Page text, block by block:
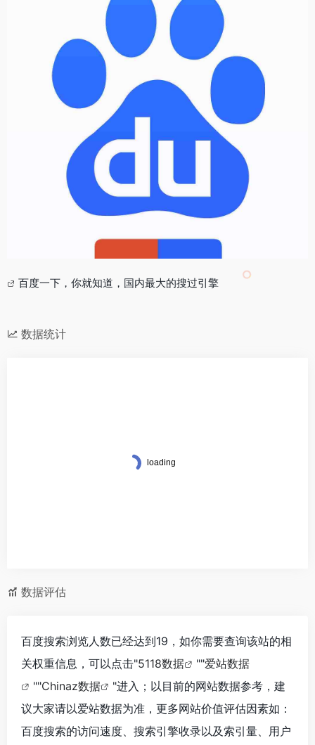
百度一下，你就知道，国内最大的搜过引擎
数据统计
数据评估
百度搜索浏览人数已经达到19，如你需要查询该站的相
关权重信息，可以点击"5118数据 ""爱站数据
""Chinaz数据
"进入；以目前的网站数据参考，建
议大家请以爱站数据为准，更多网站价值评估因素如：
百度搜索的访问速度、搜索引擎收录以及索引量、用户